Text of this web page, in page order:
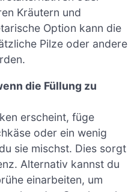
Kräutern und
Option kann die
Pilze oder andere
die Füllung zu
erscheint, füge
oder ein wenig
sie mischst. Dies sorgt
Alternativ kannst du
einarbeiten, um